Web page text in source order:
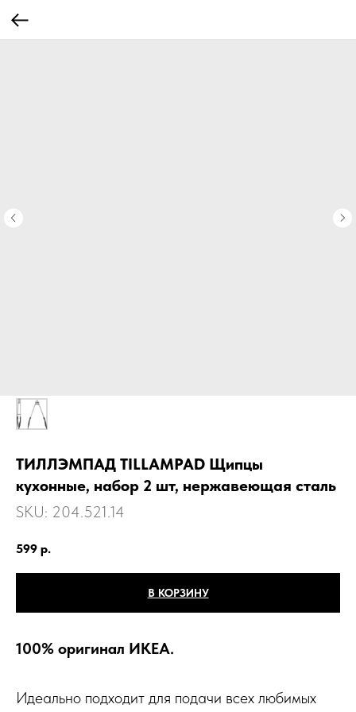
ТИЛЛЭМПАД TILLAMPAD Щипцы
кухонные, набор 2 шт, нержавеющая сталь
SKU: 204.521.14
599 р.
В КОРЗИНУ
100% оригинал ИКЕА.
Идеально подходит для подачи всех любимых